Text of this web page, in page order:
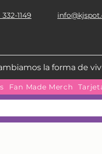
1149
la forma de
Fan Made Merch